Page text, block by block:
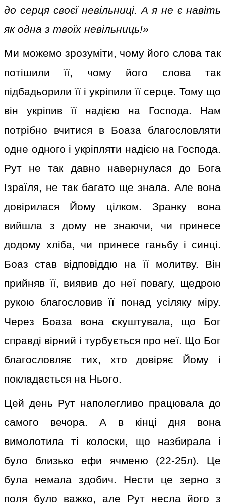
до серця своєї невільниці. А я не є навіть
як одна з твоїх невільниць!»
Ми можемо зрозуміти, чому його слова так
потішили її, чому його слова так
підбадьорили її і укріпили її серце. Тому що
він укріпив її надією на Господа. Нам
потрібно вчитися в Боаза благословляти
одне одного і укріпляти надією на Господа.
Рут не так давно навернулася до Бога
Ізраїля, не так багато ще знала. Але вона
довірилася Йому цілком. Зранку вона
вийшла з дому не знаючи, чи принесе
додому хліба, чи принесе ганьбу і синці.
Боаз став відповіддю на її молитву. Він
прийняв її, виявив до неї повагу, щедрою
рукою благословив її понад усіляку міру.
Через Боаза вона скуштувала, що Бог
справді вірний і турбується про неї. Що Бог
благословляє тих, хто довіряє Йому і
покладається на Нього.
Цей день Рут наполегливо працювала до
самого вечора. А в кінці дня вона
вимолотила ті колоски, що назбирала і
було близько ефи ячменю (22-25л). Це
була немала здобич. Нести це зерно з
поля було важко, але Рут несла його з